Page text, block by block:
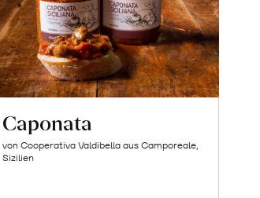
Caponata
von Cooperativa Valdibella aus Camporeale,
Sizilien